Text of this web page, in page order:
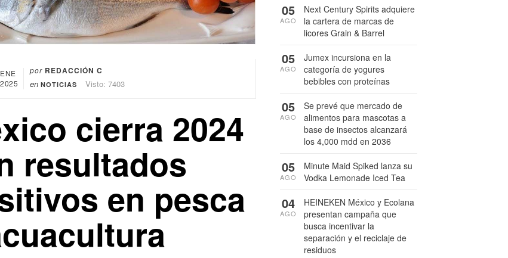
ENE
2025
por REDACCIÓN C
en NOTICIAS Visto: 7403
cierra 2024
resultados
en pesca
Next Century Spirits adquiere
la cartera de marcas de
licores Grain & Barrel
05
AGO
Jumex incursiona en la
categoría de yogures
bebibles con proteínas
05
AGO
Se prevé que mercado de
alimentos para mascotas a
base de insectos alcanzará
los 4,000 mdd en 2036
05
AGO
Minute Maid Spiked lanza su
Vodka Lemonade Iced Tea
05
AGO
HEINEKEN México y Ecolana
presentan campaña que
busca incentivar la
separación y el reciclaje de
residuos
04
AGO